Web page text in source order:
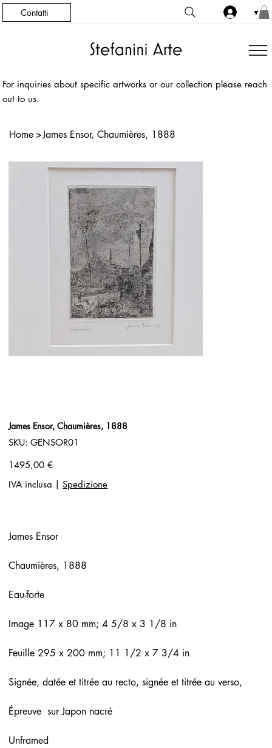
Contatti ▼
For inquiries about specific artworks or our collection please reach
out to us.
Home >James Ensor, Chaumières, 1888
James Ensor, Chaumières, 1888
SKU:
SKU
GENSOR01
GENSOR01
Prezzo
1495,00 €
IVA inclusa
Spedizione
James Ensor
Chaumières, 1888
Eau-forte
Image 117 x 80 mm; 4 5/8 x 3 1/8 in
Feuille 295 x 200 mm; 11 1/2 x 7 3/4 in
Signée, datée et titrée au recto, signée et titrée au verso,
Épreuve sur Japon nacré
Unframed